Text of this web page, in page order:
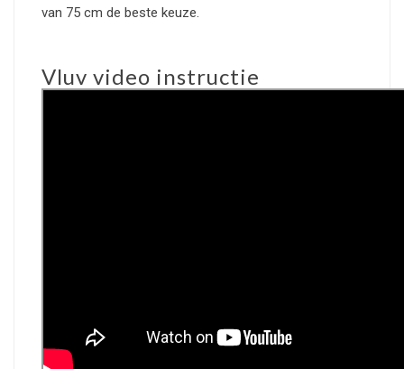
van 75 cm de beste keuze.
Vluv video instructie